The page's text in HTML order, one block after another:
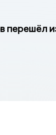
перешёл